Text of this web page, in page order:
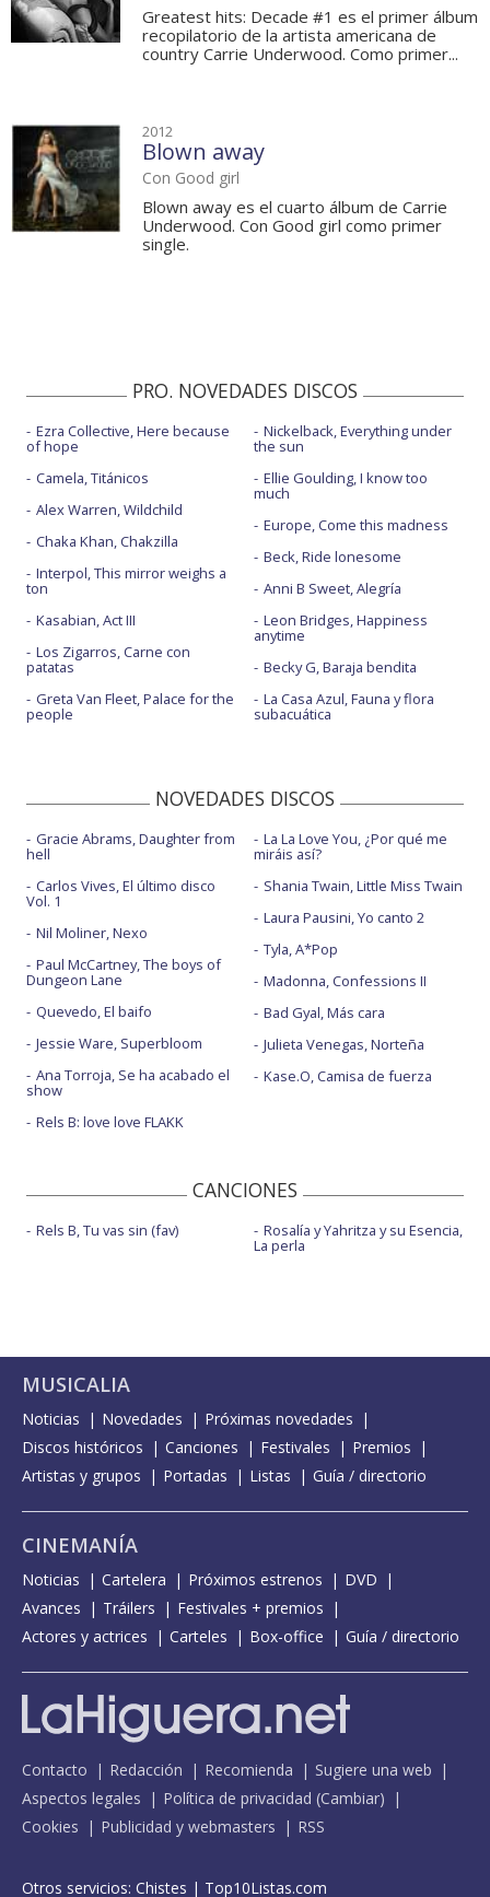
Greatest hits: Decade #1 es el primer álbum
recopilatorio de la artista americana de
country Carrie Underwood. Como primer...
2012
Blown away
Con Good girl
Blown away es el cuarto álbum de Carrie
Underwood. Con Good girl como primer
single.
PRO. NOVEDADES DISCOS
Ezra Collective, Here because
of hope
Camela, Titánicos
Alex Warren, Wildchild
Chaka Khan, Chakzilla
Interpol, This mirror weighs a
ton
Kasabian, Act III
Los Zigarros, Carne con
patatas
Greta Van Fleet, Palace for the
people
Nickelback, Everything under
the sun
Ellie Goulding, I know too
much
Europe, Come this madness
Beck, Ride lonesome
Anni B Sweet, Alegría
Leon Bridges, Happiness
anytime
Becky G, Baraja bendita
La Casa Azul, Fauna y flora
subacuática
NOVEDADES DISCOS
Gracie Abrams, Daughter from
hell
Carlos Vives, El último disco
Vol. 1
Nil Moliner, Nexo
Paul McCartney, The boys of
Dungeon Lane
Quevedo, El baifo
Jessie Ware, Superbloom
Ana Torroja, Se ha acabado el
show
Rels B: love love FLAKK
La La Love You, ¿Por qué me
miráis así?
Shania Twain, Little Miss Twain
Laura Pausini, Yo canto 2
Tyla, A*Pop
Madonna, Confessions II
Bad Gyal, Más cara
Julieta Venegas, Norteña
Kase.O, Camisa de fuerza
CANCIONES
Rels B, Tu vas sin (fav) Rosalía y Yahritza y su Esencia,
La perla
MUSICALIA
Noticias Novedades
Próximas novedades
Discos históricos
Canciones Festivales
Premios
Artistas y grupos
Portadas Listas Guía / directorio
CINEMANÍA
Noticias Cartelera Próximos estrenos
DVD
Avances
Tráilers
Festivales + premios
Actores y actrices
Carteles Box-office Guía / directorio
Contacto Redacción Recomienda
Sugiere una web
Aspectos legales
Política de privacidad (Cambiar)
Cookies
Publicidad y webmasters RSS
Otros servicios: Chistes | Top10Listas.com